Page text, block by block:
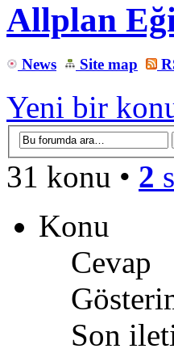
Allplan
News Site map
Yeni bir
31 konu • 2
Konu
Cevap
Son